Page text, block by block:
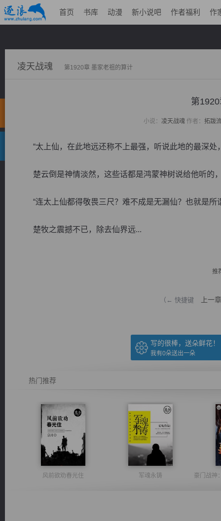
首页 书库 动漫 新小说吧 作者福利 作
凌天战魂 第1920章 墨家老祖的算计
第
小说： 凌天战魂作者： 拓跋
“太上仙，在此地远还称不上最强，听说此地的最深处
楚云倒是神情淡然，这些话都是鸿蒙神树说给他听的
“连太上仙都得敬畏三尺？难不成是无漏仙？也就是所
楚牧之震撼不已，除去仙界远...
推
（← 快捷键 上一章
写的很棒，送朵鲜花！
我有0朵送出一朵
热门推荐
风前欲劝春光住 军魂永铸